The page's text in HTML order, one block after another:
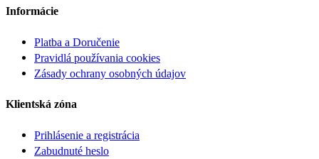
Informácie
Platba a Doručenie
Pravidlá používania cookies
Zásady ochrany osobných údajov
Klientská zóna
Prihlásenie a registrácia
Zabudnuté heslo